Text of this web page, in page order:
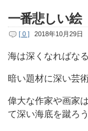
一番悲しい絵
[ 0 ] 2018年10月29日
海は深くなればな
暗い題材に深い芸
偉大な作家や画家
て深い海底を蹴ろ